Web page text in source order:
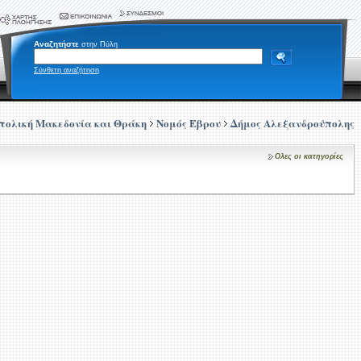
Αναζητήστε στην Πύλη
Σύνθετη αναζήτηση
Μακεδονία και Θράκη Νομός Έβρου Δήμος Αλεξανδρούπολης
Ολες οι κατηγορίες